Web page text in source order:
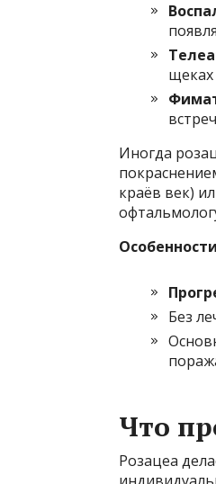
щеках
Иногда
краёв век)
Без
Что
Розацеа